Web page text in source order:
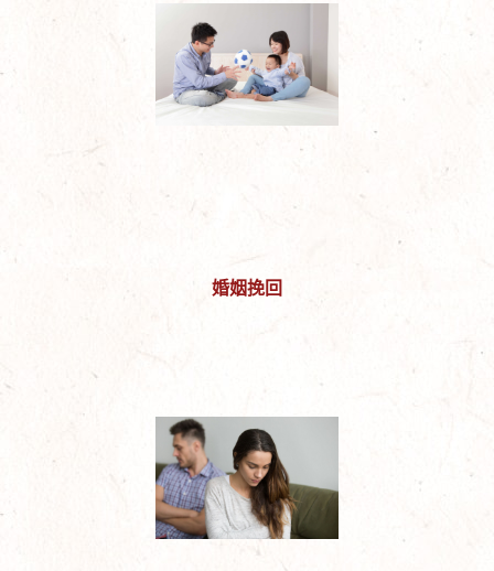
婚姻挽回